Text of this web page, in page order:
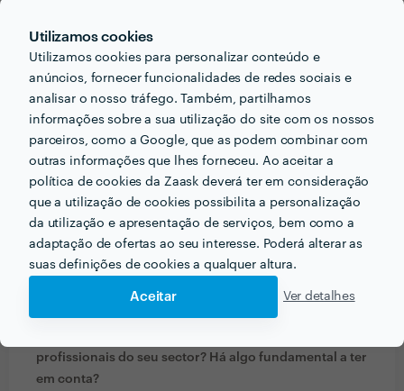
Utilizamos cookies
Utilizamos cookies para personalizar conteúdo e
anúncios, fornecer funcionalidades de redes sociais e
analisar o nosso tráfego. Também, partilhamos
informações sobre a sua utilização do site com os nossos
parceiros, como a Google, que as podem combinar com
outras informações que lhes forneceu. Ao aceitar a
política de cookies da Zaask deverá ter em consideração
que a utilização de cookies possibilita a personalização
da utilização e apresentação de serviços, bem como a
adaptação de ofertas ao seu interesse. Poderá alterar as
suas definições de cookies a qualquer altura.
Aceitar Ver detalhes
Em que informações deve um ou uma cliente pensar
acerca do projecto que quer realizar antes de falar
com profissionais?
Partilhar todas as especificações do trabalho e
fornecer, se possível, materiais de apoio ou
referência.
Que formação e experiência tem relacionadas com a
sua actividade?
Licenciatura de 5 anos em Tradução e Interpretação.
profissionais do seu sector? Há algo fundamental a ter
em conta?